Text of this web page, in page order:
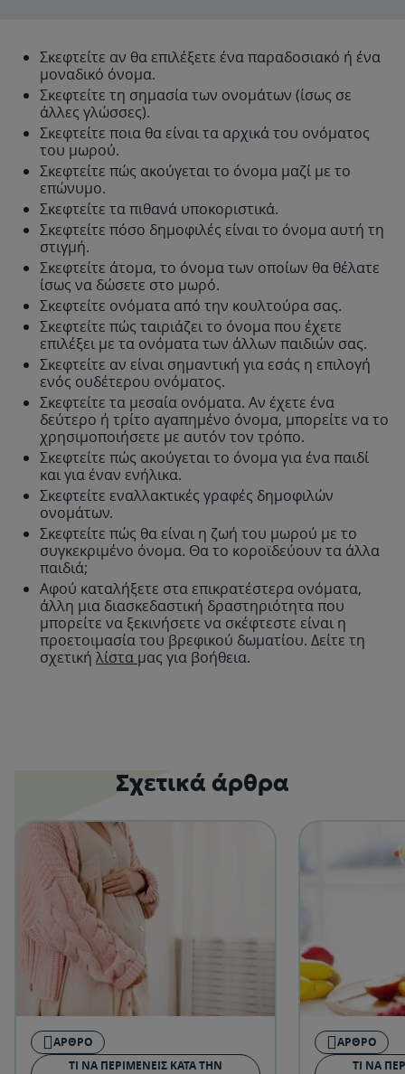
Σκεφτείτε αν θα επιλέξετε ένα παραδοσιακό ή ένα
μοναδικό όνομα.
Σκεφτείτε τη σημασία των ονομάτων (ίσως σε
άλλες γλώσσες).
Σκεφτείτε ποια θα είναι τα αρχικά του ονόματος
του μωρού.
Σκεφτείτε πώς ακούγεται το όνομα μαζί με το
επώνυμο.
Σκεφτείτε τα πιθανά υποκοριστικά.
Σκεφτείτε πόσο δημοφιλές είναι το όνομα αυτή τη
στιγμή.
Σκεφτείτε άτομα, το όνομα των οποίων θα θέλατε
ίσως να δώσετε στο μωρό.
Σκεφτείτε ονόματα από την κουλτούρα σας.
Σκεφτείτε πώς ταιριάζει το όνομα που έχετε
επιλέξει με τα ονόματα των άλλων παιδιών σας.
Σκεφτείτε αν είναι σημαντική για εσάς η επιλογή
ενός ουδέτερου ονόματος.
Σκεφτείτε τα μεσαία ονόματα. Αν έχετε ένα
δεύτερο ή τρίτο αγαπημένο όνομα, μπορείτε να το
χρησιμοποιήσετε με αυτόν τον τρόπο.
Σκεφτείτε πώς ακούγεται το όνομα για ένα παιδί
και για έναν ενήλικα.
Σκεφτείτε εναλλακτικές γραφές δημοφιλών
ονομάτων.
Σκεφτείτε πώς θα είναι η ζωή του μωρού με το
συγκεκριμένο όνομα. Θα το κοροϊδεύουν τα άλλα
παιδιά;
Αφού καταλήξετε στα επικρατέστερα ονόματα,
άλλη μια διασκεδαστική δραστηριότητα που
μπορείτε να ξεκινήσετε να σκέφτεστε είναι η
προετοιμασία του βρεφικού δωματίου. Δείτε τη
σχετική λίστα μας για βοήθεια.
Σχετικά άρθρα
ΆΡΘΡΟ
ΤΙ ΝΑ ΠΕΡΙΜΈΝΕΙΣ ΚΑΤΆ ΤΗΝ
ΆΡΘΡΟ
ΤΙ ΝΑ